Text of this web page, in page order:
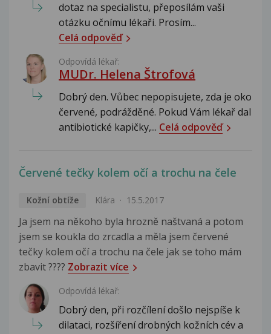
dotaz na specialistu, přeposílám vaši
otázku očnímu lékaři. Prosím...
Celá odpověď
Odpovídá lékař:
MUDr. Helena Štrofová
Dobrý den. Vůbec nepopisujete, zda je oko
červené, podrážděné. Pokud Vám lékař dal
antibiotické kapičky,... Celá odpověď
Červené tečky kolem očí a trochu na čele
Kožní obtíže Klára 15.5.2017
Ja jsem na někoho byla hrozně naštvaná a potom
jsem se koukla do zrcadla a měla jsem červené
tečky kolem očí a trochu na čele jak se toho mám
zbavit ???? Zobrazit více
Odpovídá lékař:
Dobrý den, při rozčílení došlo nejspíše k
dilataci, rozšíření drobných kožních cév a